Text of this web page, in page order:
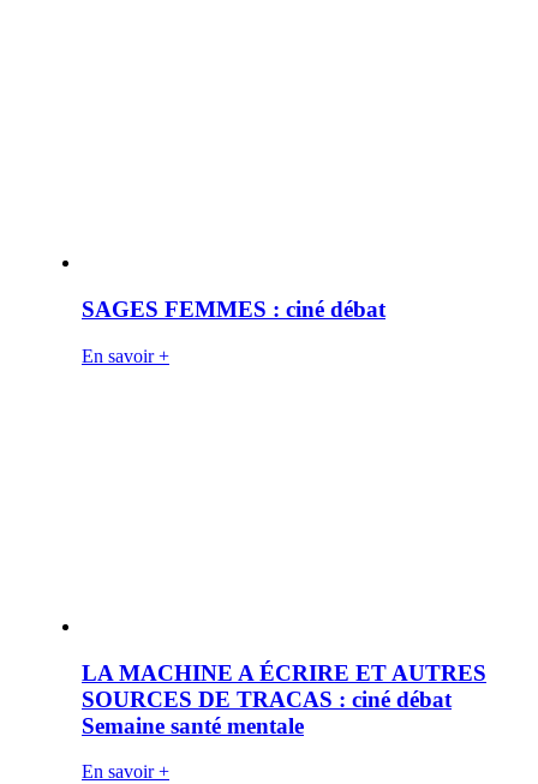
SAGES FEMMES : ciné débat
En savoir +
LA MACHINE A ÉCRIRE ET AUTRES
SOURCES DE TRACAS : ciné débat
Semaine santé mentale
En savoir +